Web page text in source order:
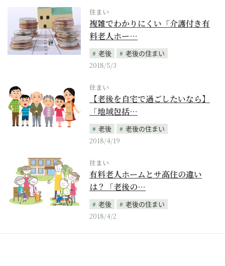
住まい
複雑でわかりにくい「介護付き有
料老人ホー…
老後
老後の住まい
2018/5/3
住まい
【老後を自宅で過ごしたいなら】
「地域包括…
老後
老後の住まい
2018/4/19
住まい
有料老人ホームとサ高住の違い
は？「老後の…
老後
老後の住まい
2018/4/2